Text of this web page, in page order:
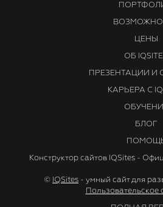
ЦЕНЫ
ОБ
ПРЕЗЕНТАЦИИ И
КАРЬЕРА С
БЛОГ
Конструктор сайтов IQSites -
© IQSites - умный сайт для
Пользовательское